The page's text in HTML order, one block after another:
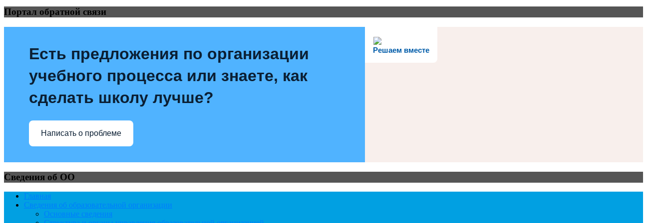
Портал обратной связи
Решаем вместе
Есть предложения по организации
учебного процесса или знаете, как
сделать школу лучше?
Написать о проблеме
Сведения об ОО
Главная
Сведения об образовательной организации
Основные сведения